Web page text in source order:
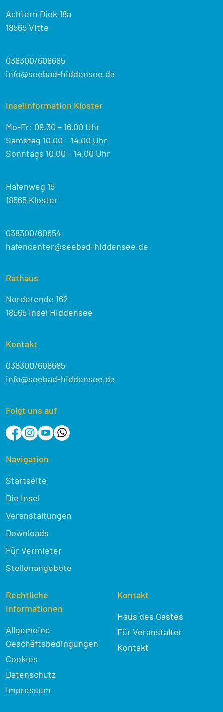
Achtern Diek 18a
18565 Vitte
038300/608685
info@seebad-hiddensee.de
Inselinformation Kloster
Mo-Fr: 09.30 – 16.00 Uhr
Samstag 10.00 – 14.00 Uhr
Sonntags 10.00 – 14.00 Uhr
Hafenweg 15
18565 Kloster
038300/60654
hafencenter@seebad-hiddensee.de
Rathaus
Norderende 162
18565 Insel Hiddensee
Kontakt
038300/608685
info@seebad-hiddensee.de
Folgt uns auf
Navigation
Startseite
Die Insel
Veranstaltungen
Downloads
Für Vermieter
Stellenangebote
Rechtliche
Informationen
Allgemeine
Geschäftsbedingungen
Cookies
Datenschutz
Impressum
Kontakt
Haus des Gastes
Für Veranstalter
Kontakt